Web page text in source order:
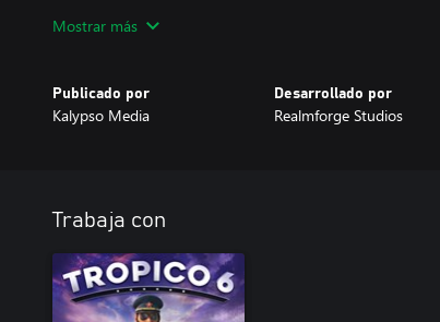
y las tareas aburridas.
Haz que tus ciudadanos se muevan con ritmo gracias a la
número de visitantes con una tienda de entradas para los
• 2 nuevas opciones de personalización: ¡elige tu
Mostrar más
Publicado por
Kalypso Media
Desarrollado por
Realmforge Studios
Trabaja con